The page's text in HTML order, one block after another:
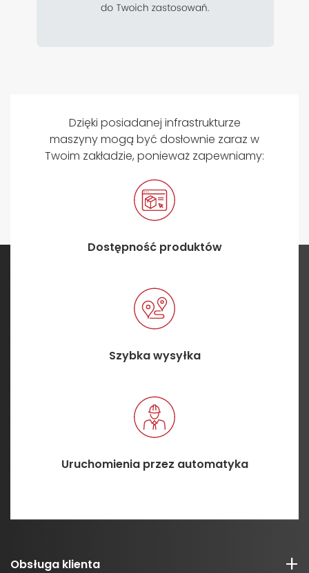
Dzięki posiadanej infrastrukturze
maszyny mogą być dosłownie zaraz w
Twoim zakładzie, ponieważ zapewniamy:
Dostępność produktów
Szybka wysyłka
Uruchomienia przez automatyka
Obsługa klienta